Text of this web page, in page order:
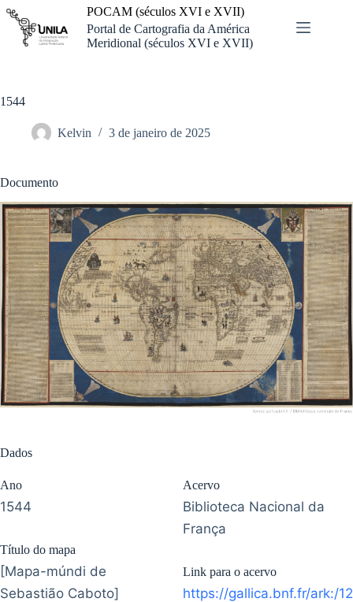
Pular
para
conteúdo
POCAM (séculos XVI e XVII)
Portal de Cartografia da América
Meridional (séculos XVI e XVII)
1544
Kelvin 3 de janeiro de 2025
Documento
Dados
Ano
1544
Título do mapa
[Mapa-múndi de
Sebastião Caboto]
Acervo
Biblioteca Nacional da
França
Link para o acervo
https://gallica.bnf.fr/ark:/12